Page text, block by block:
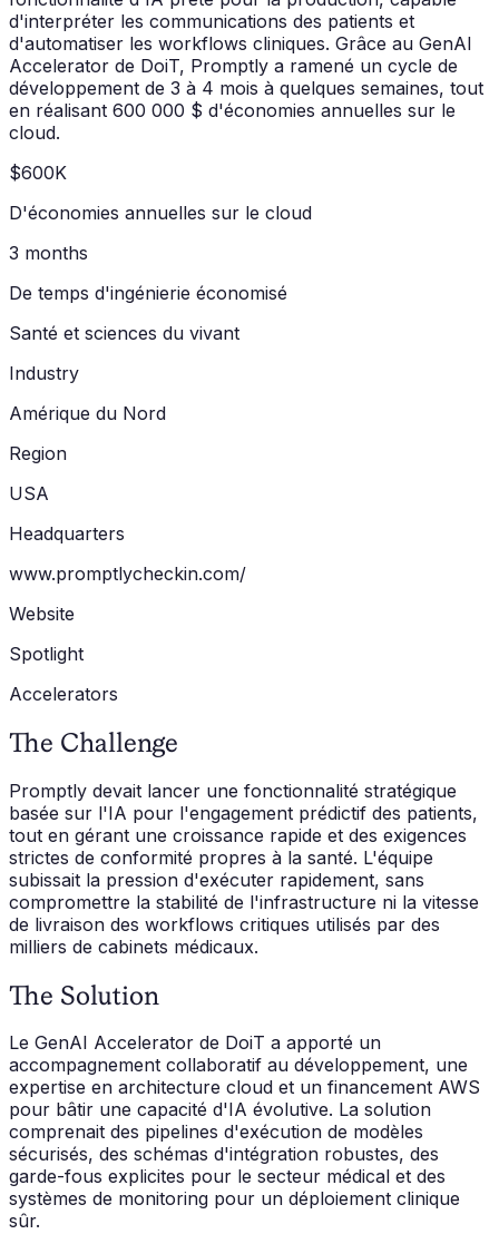
d'interpréter les communications des patients et
d'automatiser les workflows cliniques. Grâce au GenAI
Accelerator de DoiT, Promptly a ramené un cycle de
développement de 3 à 4 mois à quelques semaines, tout
en réalisant 600 000 $ d'économies annuelles sur le
cloud.
$600K
D'économies annuelles sur le cloud
3 months
De temps d'ingénierie économisé
Santé et sciences du vivant
Industry
Amérique du Nord
Region
USA
Headquarters
www.promptlycheckin.com/
Website
Spotlight
Accelerators
The Challenge
Promptly devait lancer une fonctionnalité stratégique
basée sur l'IA pour l'engagement prédictif des patients,
tout en gérant une croissance rapide et des exigences
strictes de conformité propres à la santé. L'équipe
subissait la pression d'exécuter rapidement, sans
compromettre la stabilité de l'infrastructure ni la vitesse
de livraison des workflows critiques utilisés par des
milliers de cabinets médicaux.
The Solution
Le GenAI Accelerator de DoiT a apporté un
accompagnement collaboratif au développement, une
expertise en architecture cloud et un financement AWS
pour bâtir une capacité d'IA évolutive. La solution
comprenait des pipelines d'exécution de modèles
sécurisés, des schémas d'intégration robustes, des
garde-fous explicites pour le secteur médical et des
systèmes de monitoring pour un déploiement clinique
sûr.